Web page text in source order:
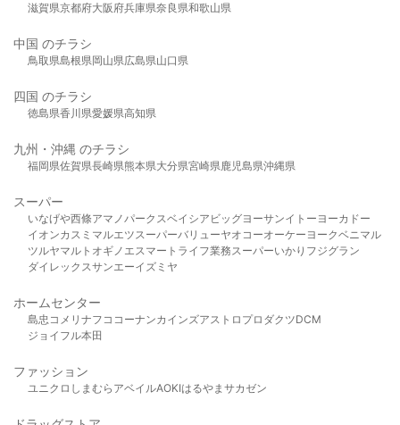
滋賀県京都府大阪府兵庫県奈良県和歌山県
中国 のチラシ
鳥取県島根県岡山県広島県山口県
四国 のチラシ
徳島県香川県愛媛県高知県
九州・沖縄 のチラシ
福岡県佐賀県長崎県熊本県大分県宮崎県鹿児島県沖縄県
スーパー
いなげや西條アマノパークスベイシア ビッグヨーサンイトーヨーカドー
イオンカスミ マルエツスーパーバリューヤオコーオーケー ヨークベニマル
ツルヤマルト オギノ エスマート ライフ業務スーパーいかり フジグラン
ダイレックスサンエーイズミヤ
ホームセンター
島忠 コメリ ナフコ コーナンカインズアストロプロダクツDCM
ジョイフル本田
ファッション
ユニクロ しまむら アベイルAOKIはるやま サカゼン